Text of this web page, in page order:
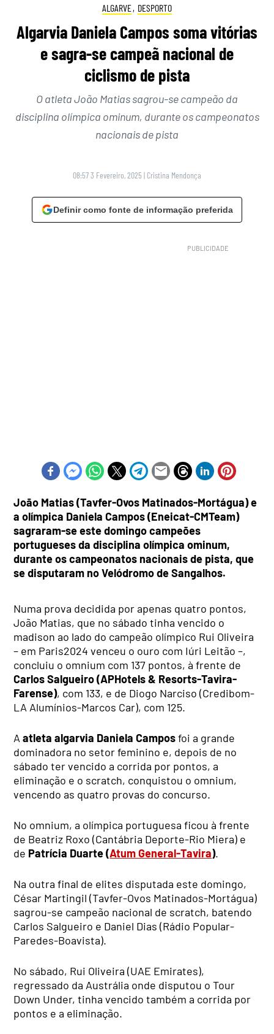
ALGARVE, DESPORTO
Algarvia Daniela Campos soma vitórias
e sagra-se campeã nacional de
ciclismo de pista
O atleta João Matias sagrou-se campeão da
disciplina olímpica ominum, durante os campeonatos
nacionais de pista
08:57 3 Fevereiro, 2025 | Cristina Mendonça
Definir como fonte de informação preferida
João Matias (Tavfer-Ovos Matinados-Mortágua) e
a olímpica Daniela Campos (Eneicat-CMTeam)
sagraram-se este domingo campeões
portugueses da disciplina olímpica ominum,
durante os campeonatos nacionais de pista, que
se disputaram no Velódromo de Sangalhos.
Numa prova decidida por apenas quatro pontos,
João Matias, que no sábado tinha vencido o
madison ao lado do campeão olímpico Rui Oliveira
– em Paris2024 venceu o ouro com Iúri Leitão –,
concluiu o omnium com 137 pontos, à frente de
Carlos Salgueiro (APHotels & Resorts-Tavira-
Farense), com 133, e de Diogo Narciso (Credibom-
LA Alumínios-Marcos Car), com 125.
Aatleta algarvia Daniela Camposfoi a grande
dominadora no setor feminino e, depois de no
sábado ter vencido a corrida por pontos, a
eliminação e o scratch, conquistou o omnium,
vencendo as quatro provas do concurso.
No omnium, a olímpica portuguesa ficou à frente
de Beatriz Roxo (Cantábria Deporte-Rio Miera) e
de Patrícia Duarte (Atum General-Tavira).
Na outra final de elites disputada este domingo,
César Martingil (Tavfer-Ovos Matinados-Mortágua)
sagrou-se campeão nacional de scratch, batendo
Carlos Salgueiro e Daniel Dias (Rádio Popular-
Paredes-Boavista).
No sábado, Rui Oliveira (UAE Emirates),
regressado da Austrália onde disputou o Tour
Down Under, tinha vencido também a corrida por
pontos e a eliminação.